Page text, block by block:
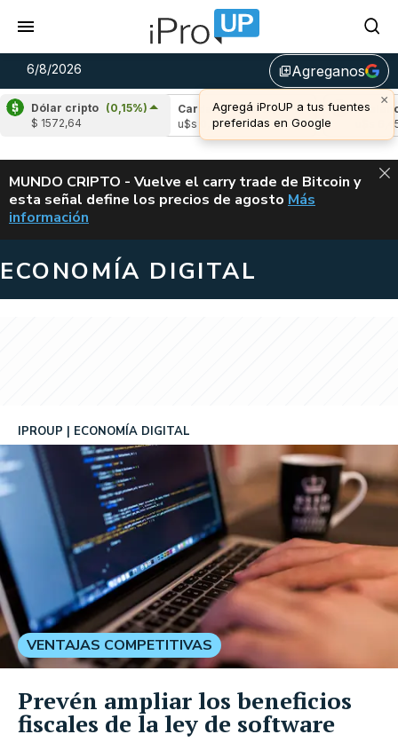
6/8/2026 library_addAgreganos
×
Agregá iProUP a tus fuentes
preferidas en Google
Dólar cripto (0,15%)
$ 1572,64
(-3,27%)
Cardano
(5,93%)
u$s 0,20
Avalanche
ALERTA
MUNDO CRIPTO - Vuelve el carry trade de Bitcoin y
esta señal define los precios de agosto VUELVE EL
Más
información
ECONOMÍA DIGITAL
IPROUP ECONOMÍA DIGITAL
VENTAJAS COMPETITIVAS
Prevén ampliar los beneficios
fiscales de la ley de software